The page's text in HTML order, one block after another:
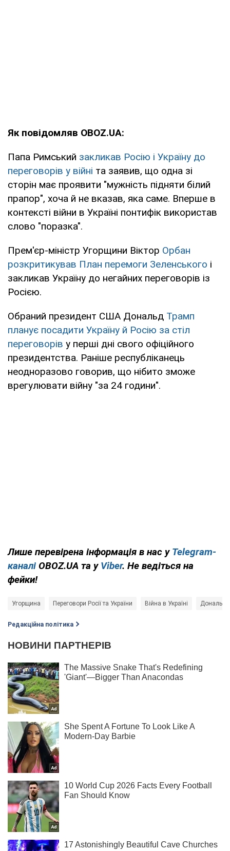
Як повідомляв OBOZ.UA:
Папа Римський закликав Росію і Україну до
переговорів у війні та заявив, що одна зі
сторін має проявити "мужність підняти білий
прапор", хоча й не вказав, яка саме. Вперше в
контексті війни в Україні понтифік використав
слово "поразка".
Прем'єр-міністр Угорщини Віктор Орбан
розкритикував План перемоги Зеленського і
закликав Україну до негайних переговорів із
Росією.
Обраний президент США Дональд Трамп
планує посадити Україну й Росію за стіл
переговорів у перші дні свого офіційного
президентства. Раніше республіканець
неодноразово говорив, що нібито зможе
врегулювати війну "за 24 години".
Лише перевірена інформація в нас у Telegram-
каналі OBOZ.UA та у Viber. Не ведіться на
фейки!
Угорщина Переговори Росії та України Війна в Україні Дональд
Редакційна політика